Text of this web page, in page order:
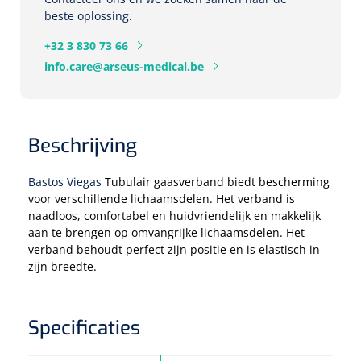
Bestek
Onderleggers
Slabben
Borden
Drinkhulpmiddelen
Bekers
Nopa 1207664
Vaatklem Pean - zonder tanden - gebogen - 14 cm - 1 st
beste oplossing.
+32 3 830 73 66
info.care@arseus-medical.be
Beschrijving
Bastos Viegas Tubulair gaasverband biedt bescherming
voor verschillende lichaamsdelen. Het verband is
naadloos, comfortabel en huidvriendelijk en makkelijk
aan te brengen op omvangrijke lichaamsdelen. Het
verband behoudt perfect zijn positie en is elastisch in
zijn breedte.
Specificaties